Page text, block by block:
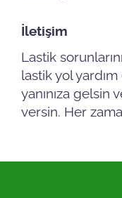
İletişim
Lastik
lastik yol
yanınıza gelsin
versin. Her